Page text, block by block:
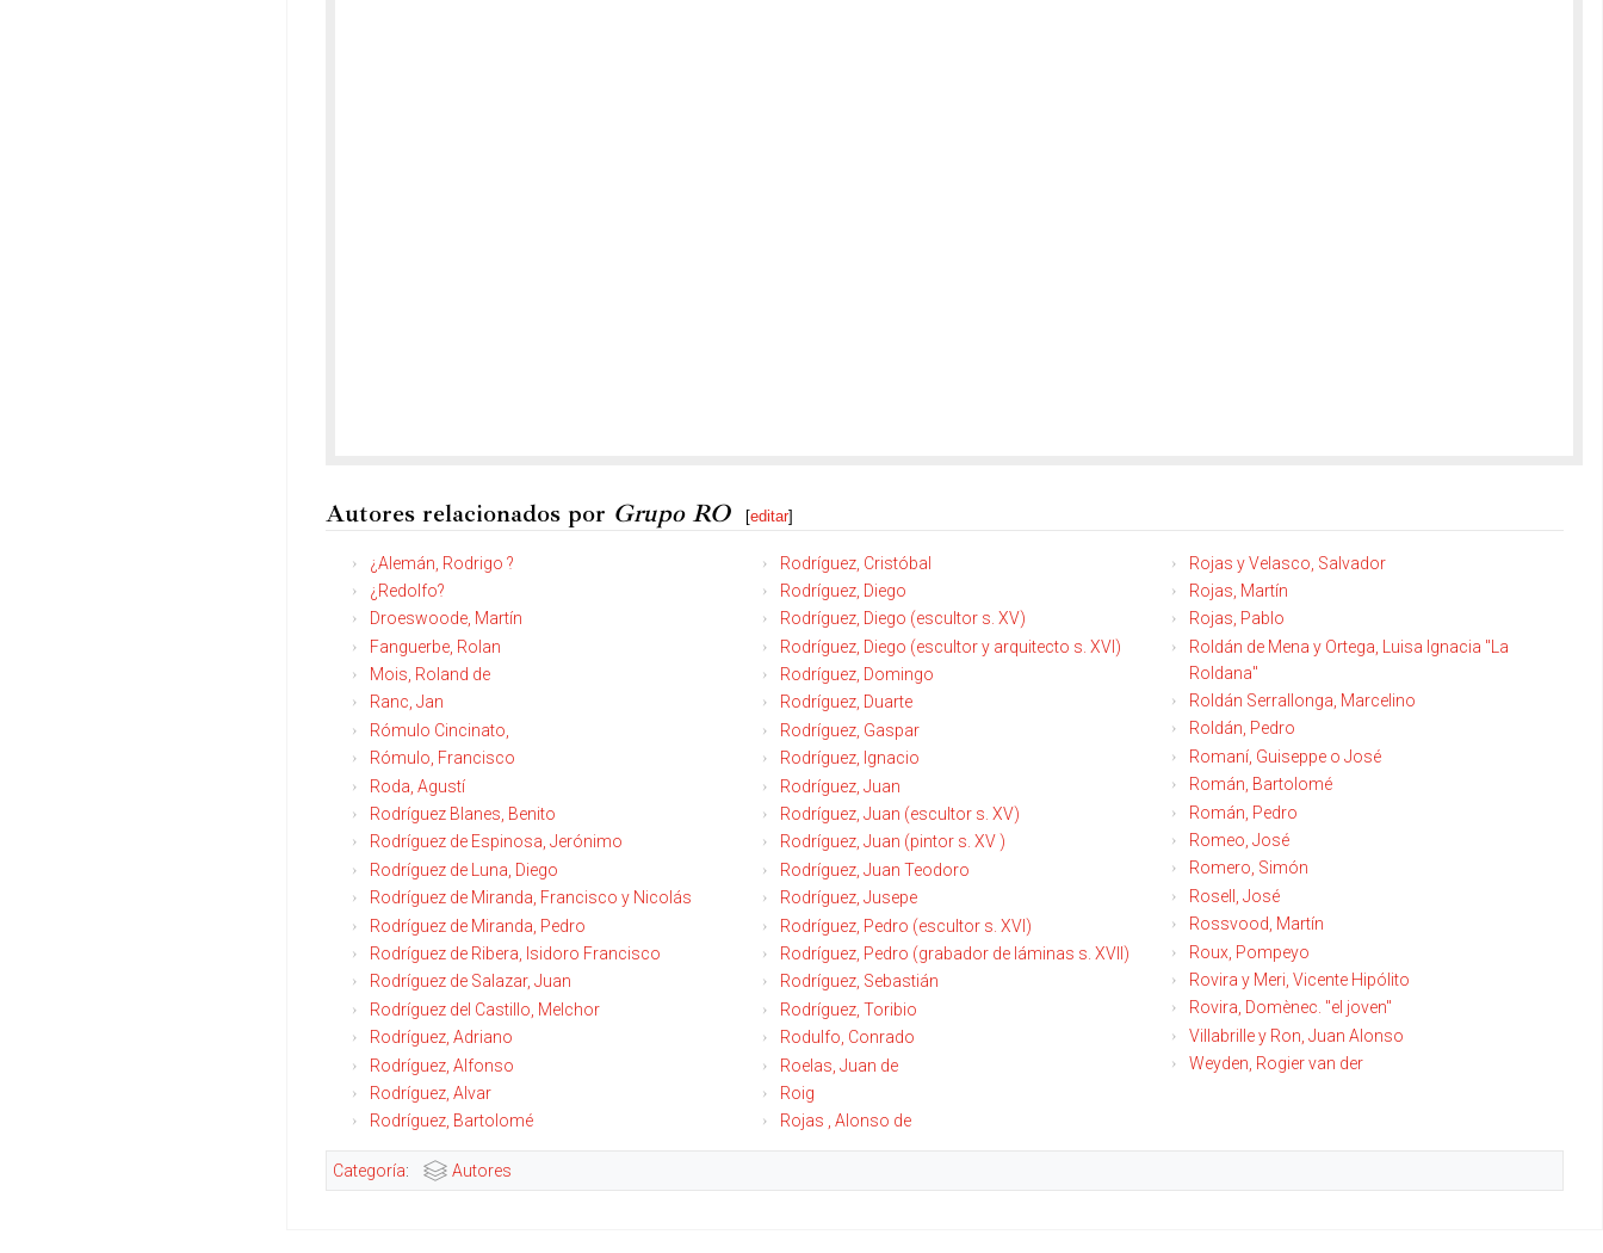
Autores relacionados por Grupo RO [editar]
¿Alemán, Rodrigo ?
¿Redolfo?
Droeswoode, Martín
Fanguerbe, Rolan
Mois, Roland de
Ranc, Jan
Rómulo Cincinato,
Rómulo, Francisco
Roda, Agustí
Rodríguez Blanes, Benito
Rodríguez de Espinosa, Jerónimo
Rodríguez de Luna, Diego
Rodríguez de Miranda, Francisco y Nicolás
Rodríguez de Miranda, Pedro
Rodríguez de Ribera, Isidoro Francisco
Rodríguez de Salazar, Juan
Rodríguez del Castillo, Melchor
Rodríguez, Adriano
Rodríguez, Alfonso
Rodríguez, Alvar
Rodríguez, Bartolomé
Rodríguez, Cristóbal
Rodríguez, Diego
Rodríguez, Diego (escultor s. XV)
Rodríguez, Diego (escultor y arquitecto s. XVI)
Rodríguez, Domingo
Rodríguez, Duarte
Rodríguez, Gaspar
Rodríguez, Ignacio
Rodríguez, Juan
Rodríguez, Juan (escultor s. XV)
Rodríguez, Juan (pintor s. XV )
Rodríguez, Juan Teodoro
Rodríguez, Jusepe
Rodríguez, Pedro (escultor s. XVI)
Rodríguez, Pedro (grabador de láminas s. XVII)
Rodríguez, Sebastián
Rodríguez, Toribio
Rodulfo, Conrado
Roelas, Juan de
Roig
Rojas , Alonso de
Rojas y Velasco, Salvador
Rojas, Martín
Rojas, Pablo
Roldán de Mena y Ortega, Luisa Ignacia "La
Roldana"
Roldán Serrallonga, Marcelino
Roldán, Pedro
Romaní, Guiseppe o José
Román, Bartolomé
Román, Pedro
Romeo, José
Romero, Simón
Rosell, José
Rossvood, Martín
Roux, Pompeyo
Rovira y Meri, Vicente Hipólito
Rovira, Domènec. "el joven"
Villabrille y Ron, Juan Alonso
Weyden, Rogier van der
Categoría: Autores